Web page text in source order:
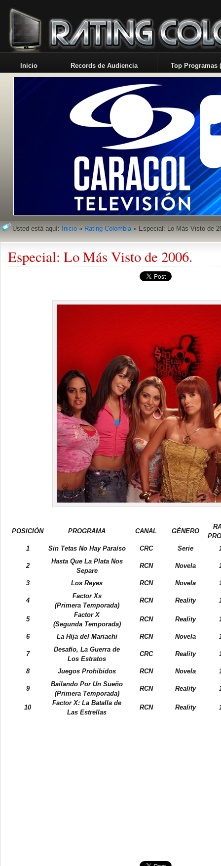
Inicio Records de Audiencia Top Programas
Usted está aquí: Inicio » Rating Colombia» Especial: Lo Más Visto de
Especial: Lo Más Visto de 2006.
POSICIÓN PROGRAMA CANAL GÉNERO
1
Sin Tetas No Hay Paraíso CRC Serie
2
Hasta Que La Plata Nos
Separe
RCN Novela
3 Los Reyes RCN Novela
4
Factor Xs
(Primera Temporada)
RCN Reality
5
Factor X
(Segunda Temporada)
RCN Reality
6 La Hija del Mariachi RCN Novela
7
Desafío, La Guerra de
Los Estratos
CRC Reality
8 Juegos Prohibidos RCN Novela
9
Bailando Por Un Sueño
(Primera Temporada)
RCN Reality
10
Factor X: La Batalla de
Las Estrellas
RCN Reality